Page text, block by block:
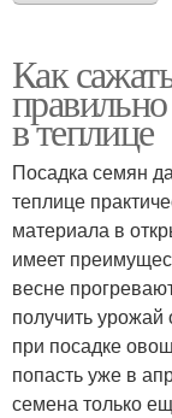
Как
в теплице
Посадка семян
теплице
материала в
имеет
весне
получить
при посадке
попасть уже в
семена только